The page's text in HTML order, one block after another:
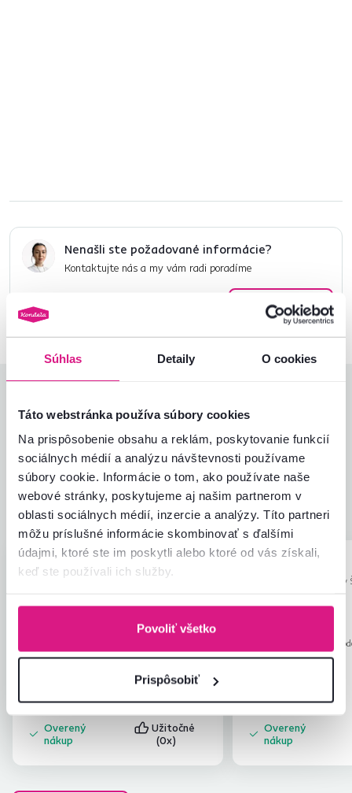
Súhlas Detaily O cookies
Táto webstránka používa súbory cookies
Na prispôsobenie obsahu a reklám, poskytovanie funkcií
sociálnych médií a analýzu návštevnosti používame
súbory cookie. Informácie o tom, ako používate naše
webové stránky, poskytujeme aj našim partnerom v
oblasti sociálnych médií, inzercie a analýzy. Títo partneri
môžu príslušné informácie skombinovať s ďalšími
údajmi, ktoré ste im poskytli alebo ktoré od vás získali,
keď ste používali ich služby.
Povoliť všetko
Prispôsobiť
Nenašli ste požadované informácie?
Kontaktujte nás a my vám radi poradíme
Spustiť chat
4,8
28recenzií
Jednoduchosť montáže
Kvalita výrobku
4,6
Zodpovedá očakávaniam
4,7
Zabalenie výrobku
Pomer hodnoty a ceny
4,8
A
Andrea S.
Recenzia pre rovnaký model, avšak v inom
Overený
nákup
Užitočné
(0x)
5.1.2024, Veľký
Recenzia pre rovnaký
prevedení.
Overený
nákup